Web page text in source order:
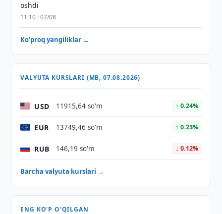
oshdi
11:10 · 07/08
Ko'proq yangiliklar →
VALYUTA KURSLARI (MB, 07.08.2026)
USD 11915,64 so'm ↑ 0.24%
EUR 13749,46 so'm ↑ 0.23%
RUB 146,19 so'm ↓ 0.12%
Barcha valyuta kurslari →
ENG KO'P O'QILGAN